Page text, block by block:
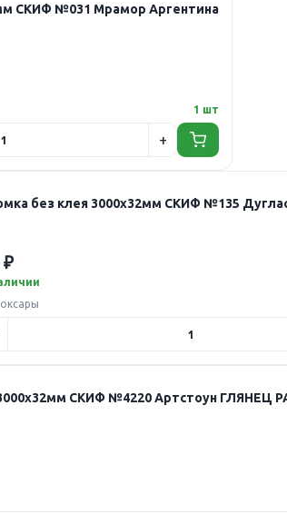
СКИФ №031 Мрамор Аргентина
1 шт
без клея 3000х32мм СКИФ №135
₽
СКИФ №4220 Артстоун